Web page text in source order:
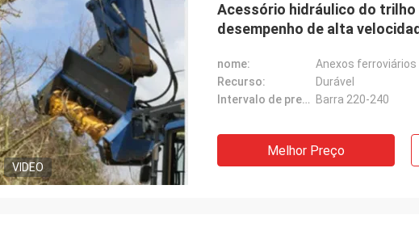
VIDEO
Acessório hidráulico do
desempenho de alta
nome:
Anexos ferroviários
Recurso:
Durável
Intervalo de pressão do óleo:
Barra 220-240
Melhor Preço